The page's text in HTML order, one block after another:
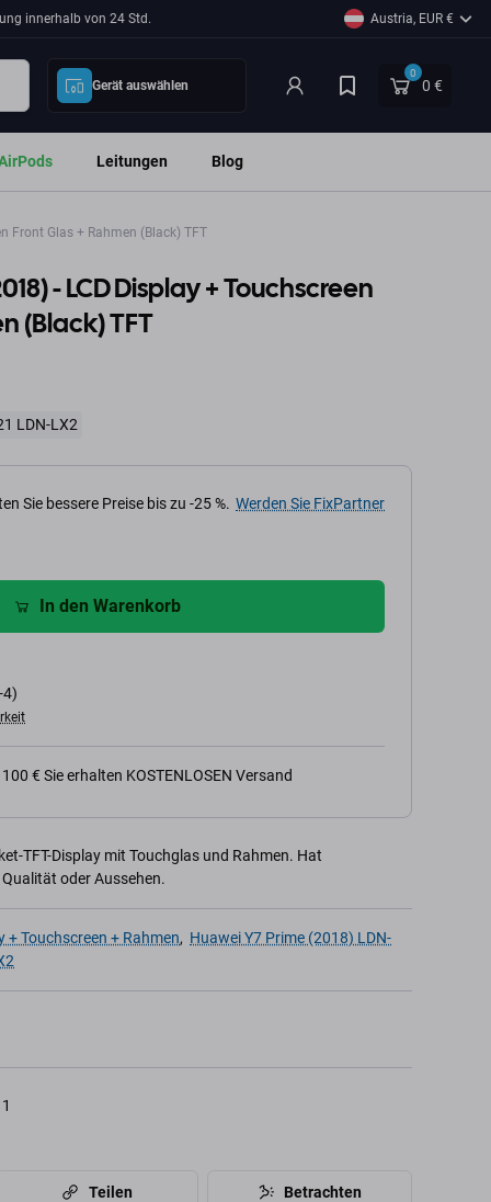
innerhalb von 24 Std. Austria, EUR €
Gerät auswählen
0
0 €
Leitungen Blog
Front Glas + Rahmen (Black) TFT
- LCD Display + Touchscreen
(Black) TFT
LDN-LX2
Sie bessere Preise bis zu -25 %. Werden Sie FixPartner
In den Warenkorb
4)
€ Sie erhalten KOSTENLOSEN Versand
TFT-Display mit Touchglas und Rahmen. Hat
oder Aussehen.
+ Touchscreen + Rahmen, Huawei Y7 Prime (2018) LDN-
Teilen Betrachten